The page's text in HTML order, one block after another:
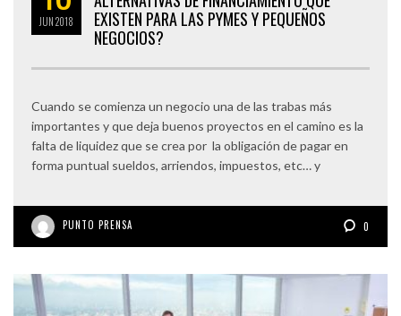
JUN2018
EXISTEN PARA LAS PYMES Y PEQUEÑOS
NEGOCIOS?
Cuando se comienza un negocio una de las trabas más
importantes y que deja buenos proyectos en el camino es la
falta de liquidez que se crea por la obligación de pagar en
forma puntual sueldos, arriendos, impuestos, etc… y
PUNTO PRENSA 0